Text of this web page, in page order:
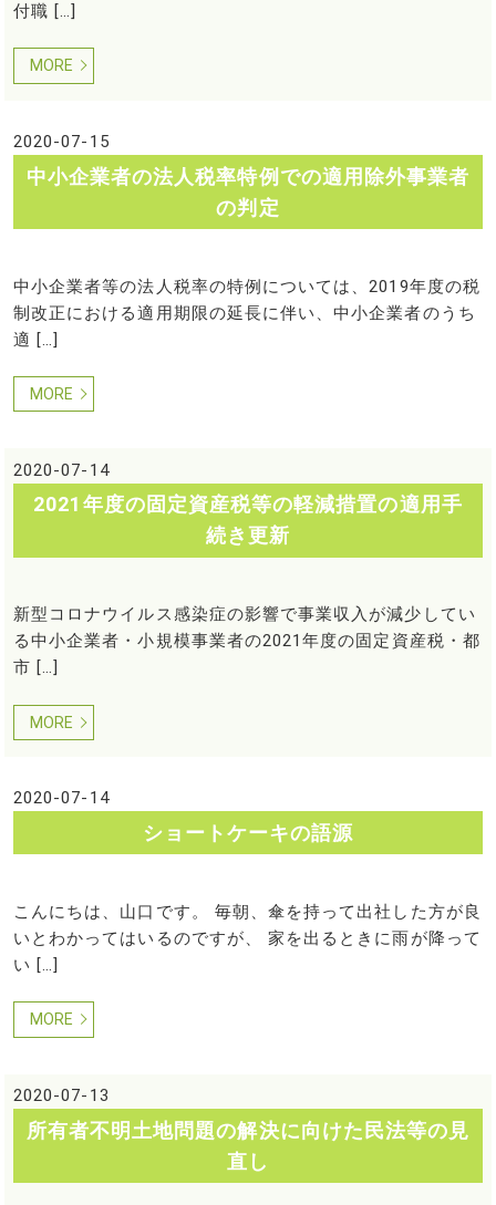
付職 […]
MORE
2020-07-15
中小企業者の法人税率特例での適用除外事業者
の判定
中小企業者等の法人税率の特例については、2019年度の税
制改正における適用期限の延長に伴い、中小企業者のうち
適 […]
MORE
2020-07-14
2021年度の固定資産税等の軽減措置の適用手
続き更新
新型コロナウイルス感染症の影響で事業収入が減少してい
る中小企業者・小規模事業者の2021年度の固定資産税・都
市 […]
MORE
2020-07-14
ショートケーキの語源
こんにちは、山口です。 毎朝、傘を持って出社した方が良
いとわかってはいるのですが、 家を出るときに雨が降って
い […]
MORE
2020-07-13
所有者不明土地問題の解決に向けた民法等の見
直し